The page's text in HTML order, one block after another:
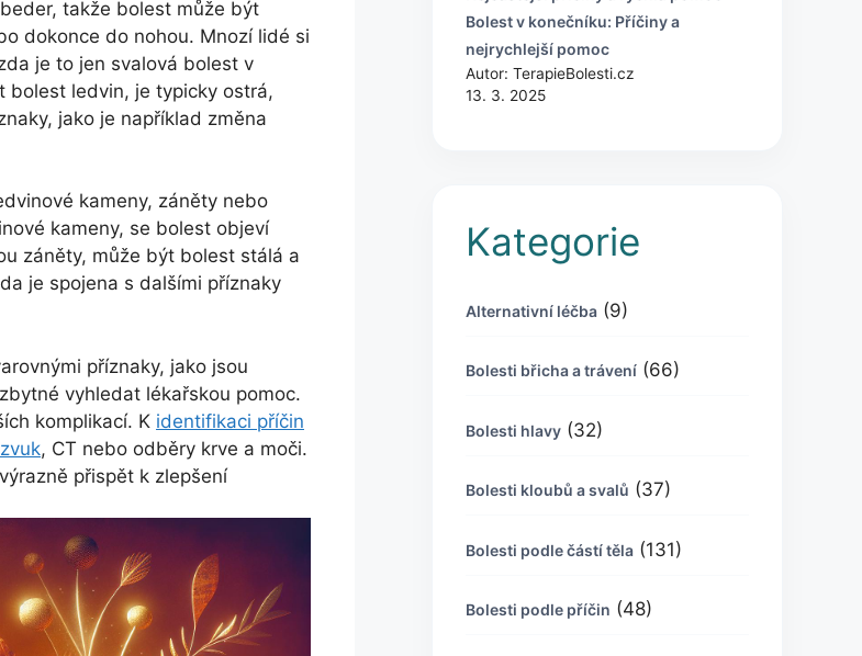
takže bolest může být
dokonce do nohou. Mnozí lidé si
je to jen svalová bolest v
bolest ledvin, je typicky ostrá,
jako je například změna
kameny, záněty nebo
kameny, se bolest objeví
záněty, může být bolest stálá a
je spojena s dalšími příznaky
příznaky, jako jsou
vyhledat lékařskou pomoc.
komplikací. K identifikaci příčin
, CT nebo odběry krve a moči.
přispět k zlepšení
Bolest v konečníku: Příčiny a
nejrychlejší pomoc
Autor: TerapieBolesti.cz
13. 3. 2025
Kategorie
Alternativní léčba (9)
Bolesti břicha a trávení (66)
Bolesti hlavy (32)
Bolesti kloubů a svalů (37)
Bolesti podle částí těla (131)
Bolesti podle příčin (48)